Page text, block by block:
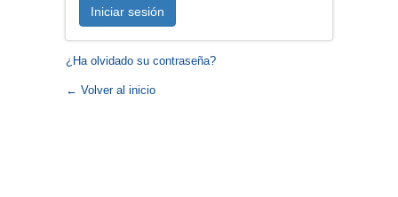
Iniciar sesión
¿Ha olvidado su contraseña?
← Volver al inicio